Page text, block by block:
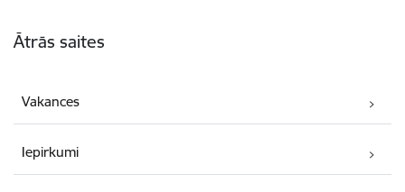
Ātrās saites
Vakances
Iepirkumi